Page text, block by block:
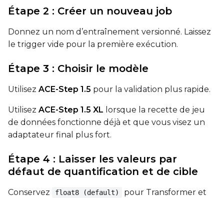
Étape 2 : Créer un nouveau job
Donnez un nom d’entraînement versionné. Laissez
le trigger vide pour la première exécution.
Étape 3 : Choisir le modèle
Utilisez ACE-Step 1.5 pour la validation plus rapide.
Utilisez ACE-Step 1.5 XL lorsque la recette de jeu
de données fonctionne déjà et que vous visez un
adaptateur final plus fort.
Étape 4 : Laisser les valeurs par
défaut de quantification et de cible
Conservez float8 (default)
pour Transformer et